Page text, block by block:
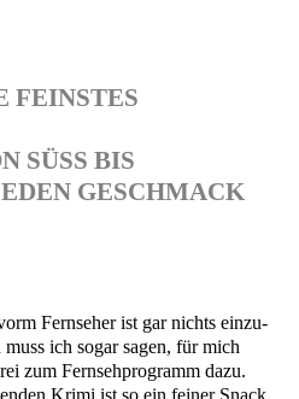
FEINSTES
BIS H
GESCHMACK
Fern­se­her ist gar nichts ein­zu­
ich sogar sagen, für mich
zum Fern­seh­pro­gramm dazu.
Kri­mi ist so ein fei­ner Snack